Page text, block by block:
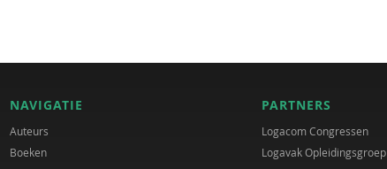
NAVIGATIE
Auteurs
Boeken
PARTNERS
Logacom Congressen
Logavak Opleidingsgroep